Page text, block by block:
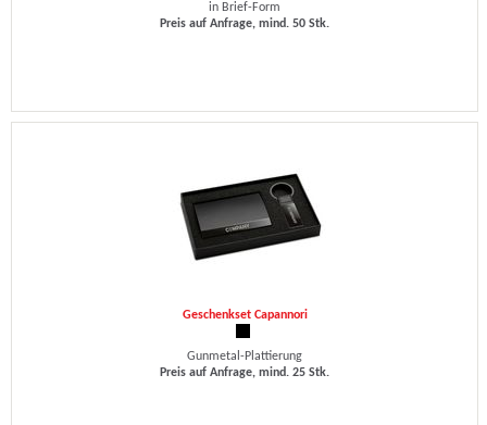
in Brief-Form
Preis auf Anfrage, mind. 50 Stk.
Geschenkset Capannori
Gunmetal-Plattierung
Preis auf Anfrage, mind. 25 Stk.